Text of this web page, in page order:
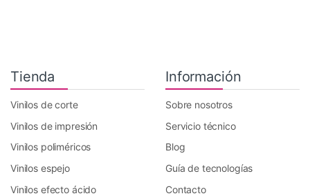
Tienda
Vinilos de corte
Vinilos de impresión
Vinilos poliméricos
Vinilos espejo
Vinilos efecto ácido
Información
Sobre nosotros
Servicio técnico
Blog
Guía de tecnologías
Contacto